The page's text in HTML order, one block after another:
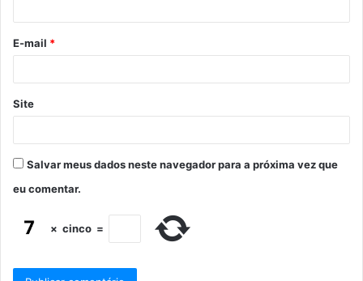
E-mail *
Site
Salvar meus dados neste navegador para a próxima vez que
eu comentar.
× cinco =